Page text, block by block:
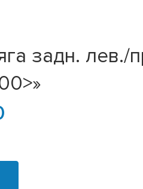
задн. лев./